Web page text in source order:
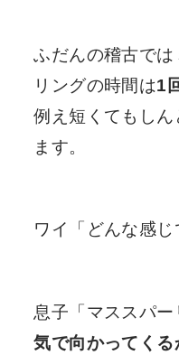
ふだんの稽古で
リングの時間は1
例え短くてもし
ます。
ワイ「どんな感じ
息子「マススパ
気で向かってく